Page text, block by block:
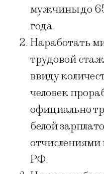
мужчины до
года.
Наработать
трудовой
ввиду
человек
официально
белой
РФ.